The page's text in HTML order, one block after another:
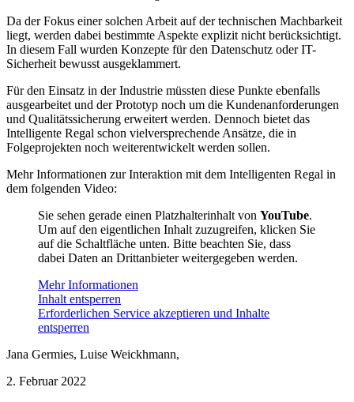
Da der Fokus einer solchen Arbeit auf der technischen Machbarkeit
liegt, werden dabei bestimmte Aspekte explizit nicht berücksichtigt.
In diesem Fall wurden Konzepte für den Datenschutz oder IT-
Sicherheit bewusst ausgeklammert.
Für den Einsatz in der Industrie müssten diese Punkte ebenfalls
ausgearbeitet und der Prototyp noch um die Kundenanforderungen
und Qualitätssicherung erweitert werden. Dennoch bietet das
Intelligente Regal schon vielversprechende Ansätze, die in
Folgeprojekten noch weiterentwickelt werden sollen.
Mehr Informationen zur Interaktion mit dem Intelligenten Regal in
dem folgenden Video:
Sie sehen gerade einen Platzhalterinhalt von YouTube.
Um auf den eigentlichen Inhalt zuzugreifen, klicken Sie
auf die Schaltfläche unten. Bitte beachten Sie, dass
dabei Daten an Drittanbieter weitergegeben werden.
Mehr Informationen
Inhalt entsperren
Erforderlichen Service akzeptieren und Inhalte
entsperren
Jana Germies, Luise Weickhmann,
2. Februar 2022